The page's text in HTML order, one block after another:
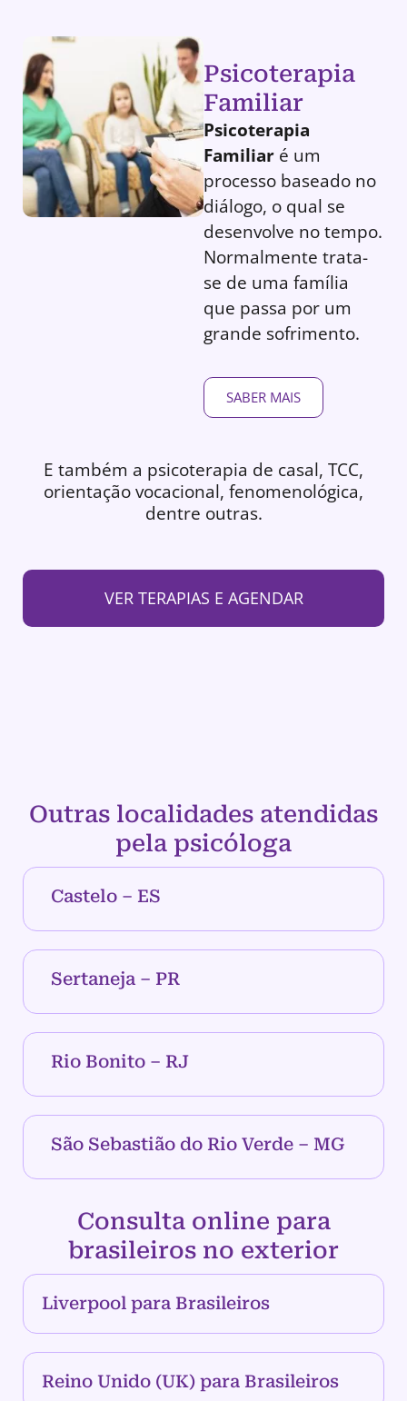
Psicoterapia
Familiar
Psicoterapia
Familiar é um
processo baseado no
diálogo, o qual se
desenvolve no tempo.
Normalmente trata-
se de uma família
que passa por um
grande sofrimento.
SABER MAIS
E também a psicoterapia de casal, TCC,
orientação vocacional, fenomenológica,
dentre outras.
VER TERAPIAS E AGENDAR
Outras localidades atendidas
pela psicóloga
Castelo – ES
Sertaneja – PR
Rio Bonito – RJ
São Sebastião do Rio Verde – MG
Consulta online para
brasileiros no exterior
Liverpool para Brasileiros
Reino Unido (UK) para Brasileiros